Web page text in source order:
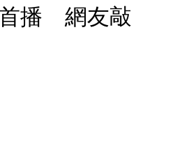
首播 網友敲